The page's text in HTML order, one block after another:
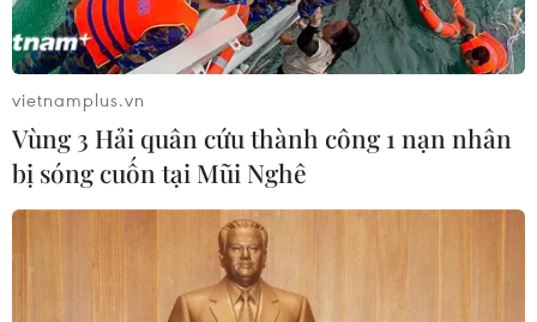
vietnamplus.vn
Vùng 3 Hải quân cứu thành công 1 nạn nhân
bị sóng cuốn tại Mũi Nghê